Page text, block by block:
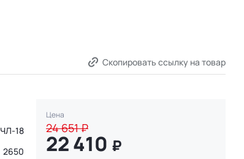
Скопировать ссылку на товар
ЧЛ-18
2650
Цена
24 651₽
22 410 ₽